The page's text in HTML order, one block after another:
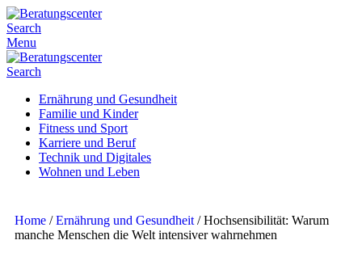
Search
Menu
Search
Ernährung und Gesundheit
Familie und Kinder
Fitness und Sport
Karriere und Beruf
Technik und Digitales
Wohnen und Leben
Home /Ernährung und Gesundheit /Hochsensibilität: Warum
manche Menschen die Welt intensiver wahrnehmen